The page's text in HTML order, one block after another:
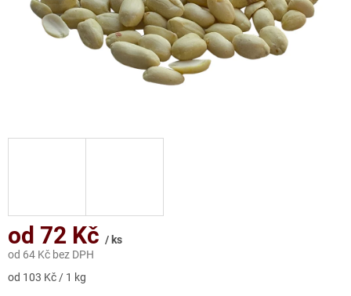
od 72 Kč / ks
od 64 Kč bez DPH
Měrná
od 103 Kč / 1 kg